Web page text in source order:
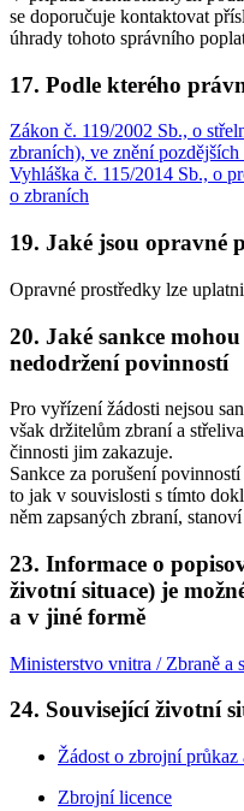
se doporučuje kontaktovat
úhrady tohoto správního
17. Podle kterého
Zákon č. 119/2002 Sb., o
zbraních), ve znění pozdějších
Vyhláška č. 115/2014 Sb., o
o zbraních
19. Jaké jsou opravné
Opravné prostředky lze
20. Jaké sankce
nedodržení povinností
Pro vyřízení žádosti nejsou
však držitelům zbraní a
činnosti jim zakazuje.
Sankce za porušení
to jak v souvislosti s tímto
něm zapsaných zbraní, stanoví
23. Informace o
životní situace) je
a v jiné formě
Ministerstvo vnitra / Zbraně a
24. Související životní
Žádost o zbrojní průkaz
Zbrojní licence